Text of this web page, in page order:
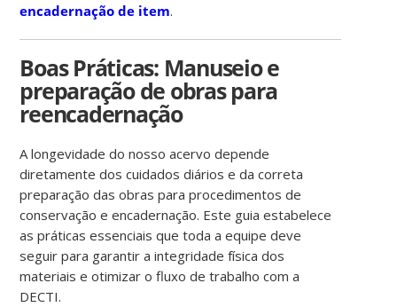
encadernação de item.
Boas Práticas: Manuseio e
preparação de obras para
reencadernação
A longevidade do nosso acervo depende
diretamente dos cuidados diários e da correta
preparação das obras para procedimentos de
conservação e encadernação. Este guia estabelece
as práticas essenciais que toda a equipe deve
seguir para garantir a integridade física dos
materiais e otimizar o fluxo de trabalho com a
DECTI.